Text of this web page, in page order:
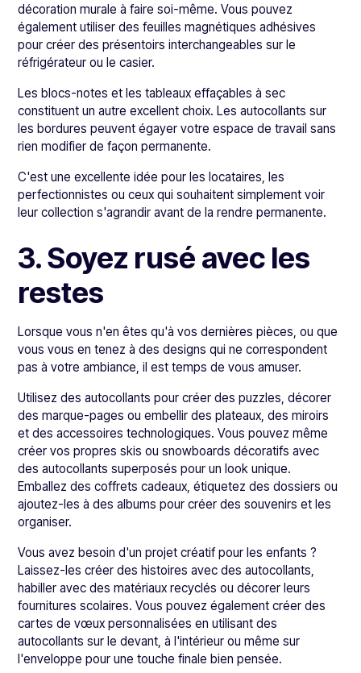
décoration murale à faire soi-même. Vous pouvez
également utiliser des feuilles magnétiques adhésives
pour créer des présentoirs interchangeables sur le
réfrigérateur ou le casier.
Les blocs-notes et les tableaux effaçables à sec
constituent un autre excellent choix. Les autocollants sur
les bordures peuvent égayer votre espace de travail sans
rien modifier de façon permanente.
C'est une excellente idée pour les locataires, les
perfectionnistes ou ceux qui souhaitent simplement voir
leur collection s'agrandir avant de la rendre permanente.
3. Soyez rusé avec les
restes
Lorsque vous n'en êtes qu'à vos dernières pièces, ou que
vous vous en tenez à des designs qui ne correspondent
pas à votre ambiance, il est temps de vous amuser.
Utilisez des autocollants pour créer des puzzles, décorer
des marque-pages ou embellir des plateaux, des miroirs
et des accessoires technologiques. Vous pouvez même
créer vos propres skis ou snowboards décoratifs avec
des autocollants superposés pour un look unique.
Emballez des coffrets cadeaux, étiquetez des dossiers ou
ajoutez-les à des albums pour créer des souvenirs et les
organiser.
Vous avez besoin d'un projet créatif pour les enfants ?
Laissez-les créer des histoires avec des autocollants,
habiller avec des matériaux recyclés ou décorer leurs
fournitures scolaires. Vous pouvez également créer des
cartes de vœux personnalisées en utilisant des
autocollants sur le devant, à l'intérieur ou même sur
l'enveloppe pour une touche finale bien pensée.